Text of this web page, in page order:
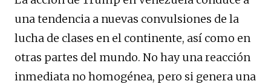
una tendencia a nuevas convulsiones de la
lucha de clases en el continente, así como en
otras partes del mundo. No hay una reacción
inmediata no homogénea, pero si genera una